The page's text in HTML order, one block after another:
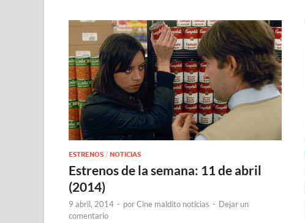
ESTRENOS / NOTICIAS
Estrenos de la semana: 11 de abril
(2014)
9 abril, 2014 - porCine maldito noticias - Dejar un
comentario